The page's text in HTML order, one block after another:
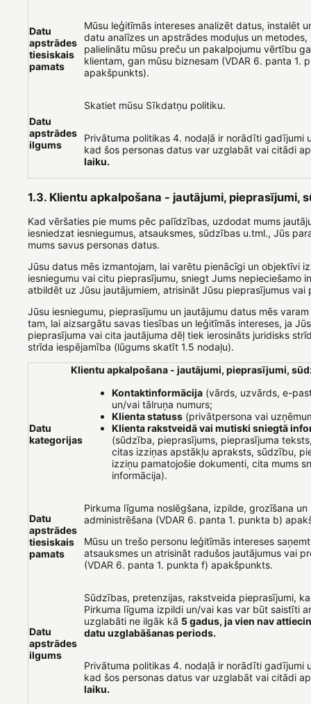
Datu
apstrādes
tiesiskais
pamats
Mūsu leģitīmās intereses analizēt datus, instalēt
datu analīzes un apstrādes moduļus un
palielinātu mūsu preču un pakalpojumu vērtību
klientam, gan mūsu biznesam (VDAR 6. panta 1.
apakšpunkts).
Datu
apstrādes
ilgums
Skatiet mūsu Sīkdatņu politiku.
Privātuma politikas 4. nodaļā ir norādīti gadījumi
kad šos personas datus var uzglabāt vai citādi
laiku.
1.3. Klientu apkalpošana - jautājumi, pieprasījumi,
Kad vēršaties pie mums pēc palīdzības, uzdodat mums
iesniedzat iesniegumus, atsauksmes, sūdzības u.tml., Jūs
mums savus personas datus.
Jūsu datus mēs izmantojam, lai varētu pienācīgi un objektīvi
iesniegumu vai citu pieprasījumu, sniegt Jums nepieciešamo
atbildēt uz Jūsu jautājumiem, atrisināt Jūsu pieprasījumus vai
Jūsu iesniegumu, pieprasījumu un jautājumu datus mēs
tam, lai aizsargātu savas tiesības un leģitīmās intereses, ja
pieprasījuma vai cita jautājuma dēļ tiek ierosināts juridisks
strīda iespējamība (lūgums skatīt 1.5 nodaļu).
Klientu apkalpošana - jautājumi, pieprasījumi,
Datu
kategorijas
Kontaktinformācija (vārds, uzvārds, e-
un/vai tālruņa numurs;
Klienta statuss (privātpersona vai
Klienta rakstveidā vai mutiski sniegtā
(sūdzība, pieprasījums, pieprasījuma
citas izziņas apstākļu apraksts, sūdzību,
izziņu pamatojošie dokumenti, cita mums
informācija).
Datu
apstrādes
tiesiskais
pamats
Pirkuma līguma noslēgšana, izpilde, grozīšana un
administrēšana (VDAR 6. panta 1. punkta b)
Mūsu un trešo personu leģitīmās intereses
atsauksmes un atrisināt radušos jautājumus vai
(VDAR 6. panta 1. punkta f) apakšpunkts.
Datu
apstrādes
ilgums
Sūdzības, pretenzijas, rakstveida pieprasījumi,
Pirkuma līguma izpildi un/vai kas var būt saistīti
uzglabāti ne ilgāk kā 5 gadus, ja vien nav
datu uzglabāšanas periods.
Privātuma politikas 4. nodaļā ir norādīti gadījumi
kad šos personas datus var uzglabāt vai citādi
laiku.